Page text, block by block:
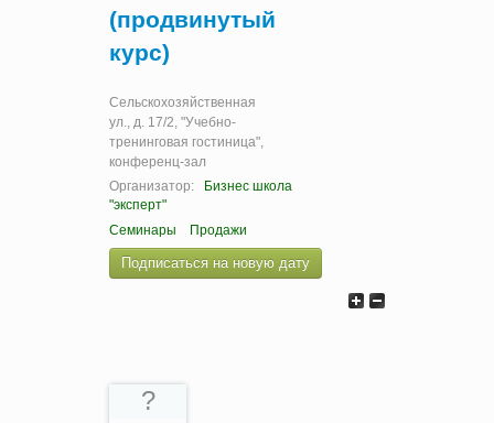
(продвинутый
курс)
Сельскохозяйственная
ул., д. 17/2, "Учебно-
тренинговая гостиница",
конференц-зал
Организатор:
Бизнес школа
"эксперт"
Семинары
Продажи
Подписаться на новую дату
?